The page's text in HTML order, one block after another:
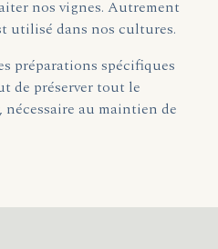
nos vignes. Autrement
utilisé dans nos cultures.
préparations spécifiques
de préserver tout le
au maintien de